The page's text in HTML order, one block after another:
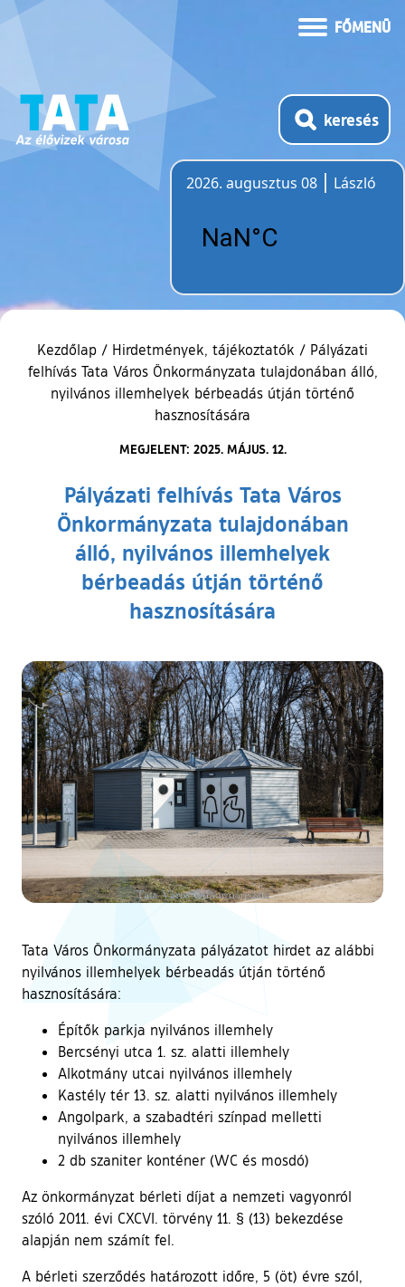
FŐMENÜ
keresés
2026. augusztus 08
László
Kezdőlap / Hirdetmények, tájékoztatók / Pályázati
felhívás Tata Város Önkormányzata tulajdonában álló,
nyilvános illemhelyek bérbeadás útján történő
hasznosítására
MEGJELENT: 2025. MÁJUS. 12.
Pályázati felhívás Tata Város
Önkormányzata tulajdonában
álló, nyilvános illemhelyek
bérbeadás útján történő
hasznosítására
Tata Város Önkormányzata pályázatot hirdet az alábbi
nyilvános illemhelyek bérbeadás útján történő
hasznosítására:
Építők parkja nyilvános illemhely
Bercsényi utca 1. sz. alatti illemhely
Alkotmány utcai nyilvános illemhely
Kastély tér 13. sz. alatti nyilvános illemhely
Angolpark, a szabadtéri színpad melletti
nyilvános illemhely
2 db szaniter konténer (WC és mosdó)
Az önkormányzat bérleti díjat a nemzeti vagyonról
szóló 2011. évi CXCVI. törvény 11. § (13) bekezdése
alapján nem számít fel.
A bérleti szerződés határozott időre, 5 (öt) évre szól,